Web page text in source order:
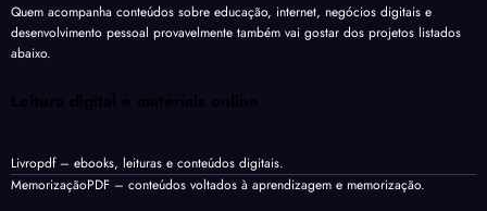
Quem acompanha conteúdos sobre educação, internet, negócios digitais e
desenvolvimento pessoal provavelmente também vai gostar dos projetos listados
abaixo.
Leitura digital e materiais online
Livropdf– ebooks, leituras e conteúdos digitais.
MemorizaçãoPDF – conteúdos voltados à aprendizagem e memorização.